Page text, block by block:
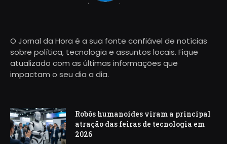
O Jornal da Hora é a sua fonte confiável de notícias
sobre política, tecnologia e assuntos locais. Fique
atualizado com as últimas informações que
impactam o seu dia a dia.
Robôs humanoides viram a principal
atração das feiras de tecnologia em
2026